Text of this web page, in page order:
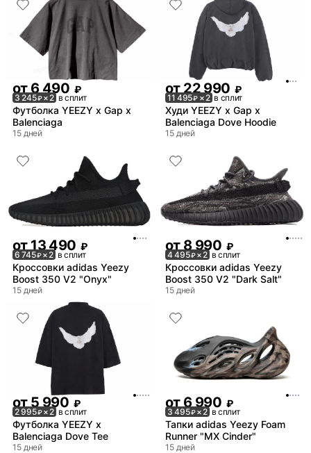
от6 490 ₽
3 245₽× 2 в сплит
Футболка YEEZY x Gap x
Balenciaga
15 дней
от22 990 ₽
11 495₽ × 2 в сплит
Худи YEEZY x Gap x
Balenciaga Dove Hoodie
15 дней
от13 490 ₽
6 745₽× 2 в сплит
Кроссовки adidas Yeezy
Boost 350 V2 "Onyx"
15 дней
от8 990 ₽
4 495₽× 2 в сплит
Кроссовки adidas Yeezy
Boost 350 V2 "Dark Salt"
15 дней
от5 990 ₽
2 995₽× 2 в сплит
Футболка YEEZY x
Balenciaga Dove Tee
15 дней
от6 990 ₽
3 495₽× 2 в сплит
Тапки adidas Yeezy Foam
Runner "MX Cinder"
15 дней